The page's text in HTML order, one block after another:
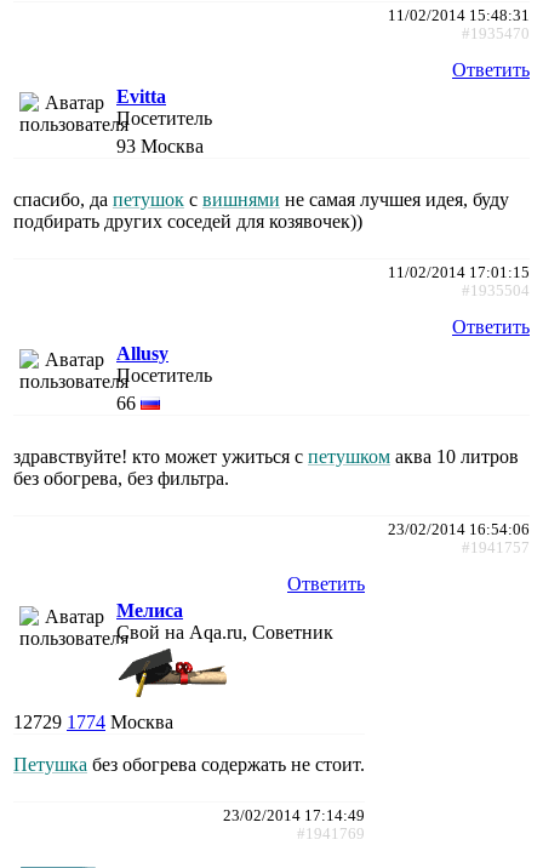
11/02/2014 15:48:31
#1935470
Ответить
Evitta
Посетитель
93 Москва
спасибо, да петушок с вишнями не самая лучшея идея, буду
подбирать других соседей для козявочек))
11/02/2014 17:01:15
#1935504
Ответить
Allusy
Посетитель
66
здравствуйте! кто может ужиться с петушком аква 10 литров
без обогрева, без фильтра.
23/02/2014 16:54:06
#1941757
Ответить
Мелиса
Свой на Aqa.ru, Советник
12729 1774 Москва
Петушка без обогрева содержать не стоит.
23/02/2014 17:14:49
#1941769